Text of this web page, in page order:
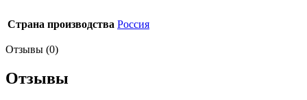
Страна производства Россия
Отзывы (0)
Отзывы